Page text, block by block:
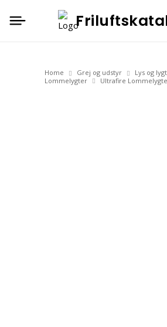
Home Grej og udstyr
Lys og
Lommelygter
Ultrafire Lommelygte